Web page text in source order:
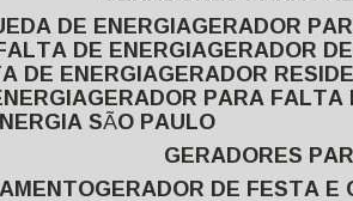
DE ENERGIA GERADOR
DE ENERGIA GERADOR
DE ENERGIA GERADOR
GERADOR PARA
SÃO PAULO
GERADORES
GERADOR DE FESTA